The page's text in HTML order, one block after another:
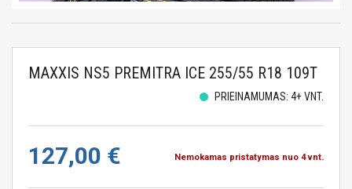
MAXXIS NS5 PREMITRA ICE 255/55 R18 109T
PRIEINAMUMAS: 4+ VNT.
127,00 € Nemokamas pristatymas nuo 4 vnt.